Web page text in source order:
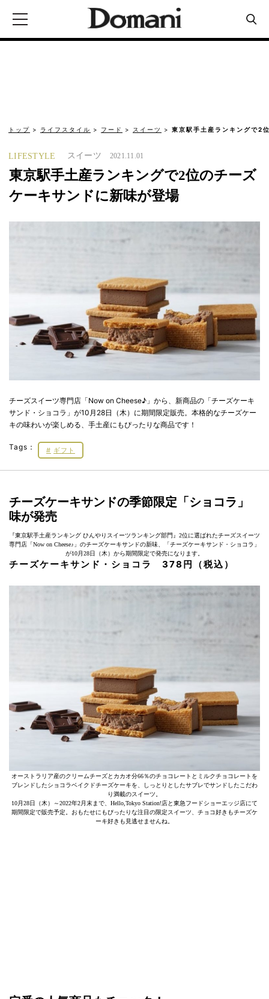
トップ ライフスタイル フード スイーツ 東京駅手土産ランキングで2
LIFESTYLE スイーツ 2021.11.01
東京駅手土産ランキングで2位のチーズ
ケーキサンドに新味が登場
チーズスイーツ専門店「Now on Cheese♪」から、新商品の「チーズケーキ
サンド・ショコラ」が10月28日（木）に期間限定販売。本格的なチーズケー
キの味わいが楽しめる、手土産にもぴったりな商品です！
Tags： ギフト
チーズケーキサンドの季節限定「ショコラ」
味が発売
『東京駅手土産ランキング ひんやりスイーツランキング部門』2位に選ばれたチーズスイーツ
専門店「Now on Cheese♪」のチーズケーキサンドの新味、「チーズケーキサンド・ショコラ」
が10月28日（木）から期間限定で発売になります。
チーズケーキサンド・ショコラ 378円（税込）
オーストラリア産のクリームチーズとカカオ分66％のチョコレートとミルクチョコレートを
ブレンドしたショコラベイクドチーズケーキを、しっとりとしたサブレでサンドしたこだわ
り満載のスイーツ。
10月28日（木）～2022年2月末まで、Hello,Tokyo Station!店と東急フードショーエッジ店にて
期間限定で販売予定。おもたせにもぴったりな注目の限定スイーツ、チョコ好きもチーズケ
ーキ好きも見逃せませんね。